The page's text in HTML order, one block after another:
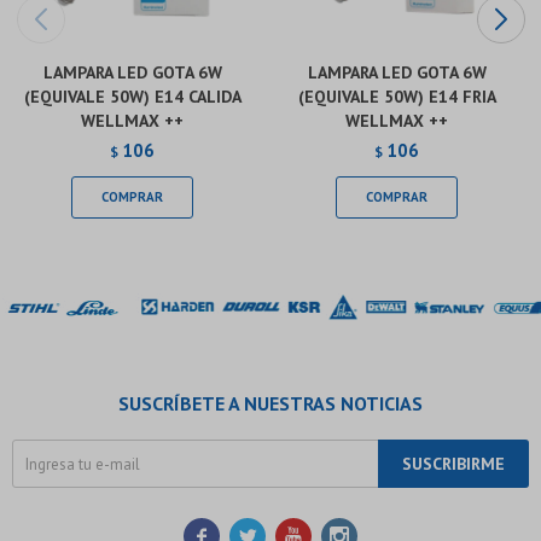
LAMPARA LED GOTA 6W
(EQUIVALE 50W) E14 CALIDA
WELLMAX ++
$ 106
LAMPARA LED GOTA 6W
(EQUIVALE 50W) E14 FRIA
WELLMAX ++
$ 106
SUSCRÍBETE A NUESTRAS NOTICIAS
SUSCRIBIRME
   